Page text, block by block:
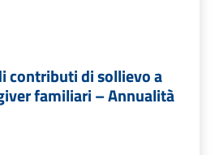
contributi di sollievo a
familiari – Annualità